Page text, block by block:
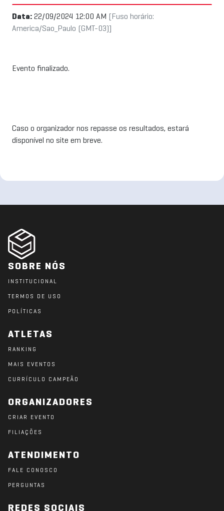
Data: 22/09/2024 12:00 AM
[Fuso horário:
America/Sao_Paulo (GMT-03)]
Evento finalizado.
Caso o organizador nos repasse os resultados, estará
disponível no site em breve.
SOBRE NÓS
INSTITUCIONAL
TERMOS DE USO
POLÍTICAS
ATLETAS
RANKING
MAIS EVENTOS
CURRÍCULO CAMPEÃO
ORGANIZADORES
CRIAR EVENTO
FILIAÇÕES
ATENDIMENTO
FALE CONOSCO
PERGUNTAS
REDES SOCIAIS